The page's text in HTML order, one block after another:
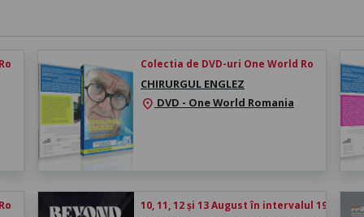
Colectia de DVD-uri One World Ro
CHIRURGUL ENGLEZ
location_on DVD - One World Romania
10, 11, 12 și 13 August în intervalul 19:00 -